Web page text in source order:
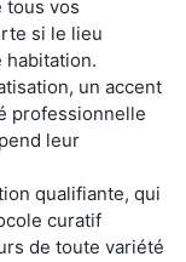
tous vos
si le lieu
habitation.
un accent
professionnelle
leur
qualifiante, qui
curatif
de toute variété